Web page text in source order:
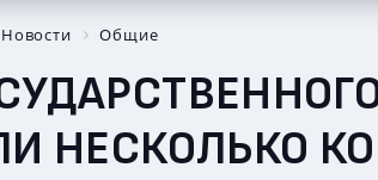
Новости Общие
НЕСКОЛЬКО